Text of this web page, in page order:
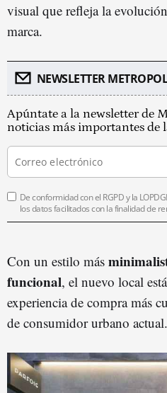
visual que refleja la
marca.
NEWSLETTER
Apúntate a la newsletter de
noticias más importantes de
De conformidad con el RGPD y la
los datos facilitados con la finalidad de
Con un estilo más
funcional, el nuevo local
experiencia de compra más
de consumidor urbano actual.